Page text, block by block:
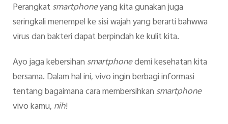
Perangkatsmartphoneyang kita gunakan juga
seringkali menempel ke sisi wajah yang berarti bahwwa
virus dan bakteri dapat berpindah ke kulit kita.
Ayo jaga kebersihan smartphonedemi kesehatan kita
bersama. Dalam hal ini, vivo ingin berbagi informasi
tentang bagaimana cara membersihkan smartphone
vivo kamu, nih!